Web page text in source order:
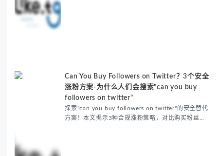
Can You Buy Followers on Twitter？3个安全
涨粉方案-为什么人们会搜索"can you buy
followers on twitter"
探索"can you buy followers on twitter"的安全替代
方案！本文揭示3种合规涨粉策略，对比购买粉丝的